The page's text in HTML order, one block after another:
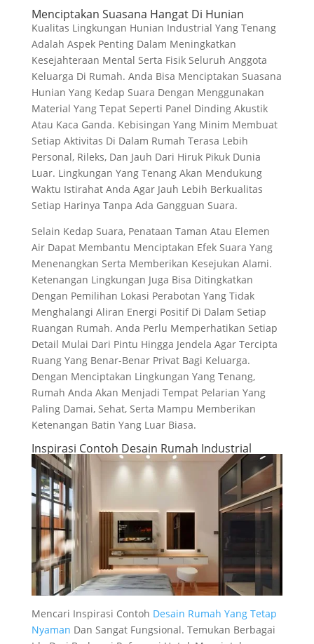
Menciptakan Suasana Hangat Di Hunian
Kualitas Lingkungan Hunian Industrial Yang Tenang
Adalah Aspek Penting Dalam Meningkatkan
Kesejahteraan Mental Serta Fisik Seluruh Anggota
Keluarga Di Rumah. Anda Bisa Menciptakan Suasana
Hunian Yang Kedap Suara Dengan Menggunakan
Material Yang Tepat Seperti Panel Dinding Akustik
Atau Kaca Ganda. Kebisingan Yang Minim Membuat
Setiap Aktivitas Di Dalam Rumah Terasa Lebih
Personal, Rileks, Dan Jauh Dari Hiruk Pikuk Dunia
Luar. Lingkungan Yang Tenang Akan Mendukung
Waktu Istirahat Anda Agar Jauh Lebih Berkualitas
Setiap Harinya Tanpa Ada Gangguan Suara.
Selain Kedap Suara, Penataan Taman Atau Elemen
Air Dapat Membantu Menciptakan Efek Suara Yang
Menenangkan Serta Memberikan Kesejukan Alami.
Ketenangan Lingkungan Juga Bisa Ditingkatkan
Dengan Pemilihan Lokasi Perabotan Yang Tidak
Menghalangi Aliran Energi Positif Di Dalam Setiap
Ruangan Rumah. Anda Perlu Memperhatikan Setiap
Detail Mulai Dari Pintu Hingga Jendela Agar Tercipta
Ruang Yang Benar-Benar Privat Bagi Keluarga.
Dengan Menciptakan Lingkungan Yang Tenang,
Rumah Anda Akan Menjadi Tempat Pelarian Yang
Paling Damai, Sehat, Serta Mampu Memberikan
Ketenangan Batin Yang Luar Biasa.
Inspirasi Contoh Desain Rumah Industrial
Mencari Inspirasi Contoh Desain Rumah Yang Tetap
Nyaman Dan Sangat Fungsional. Temukan Berbagai